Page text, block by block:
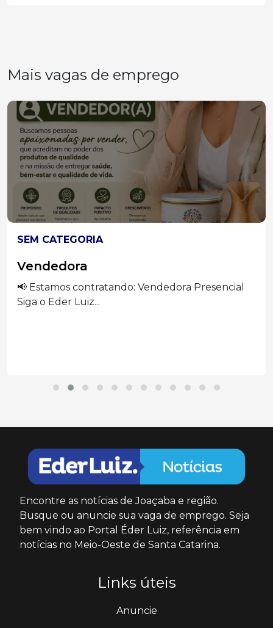
Mais vagas de emprego
SEM CATEGORIA
Vendedora
📢 Estamos contratando: Vendedora Presencial
Siga o Eder Luiz...
Encontre as notícias de Joaçaba e região.
Busque ou anuncie sua vaga de emprego. Seja
bem vindo ao Portal Éder Luiz, referência em
notícias no Meio-Oeste de Santa Catarina.
Links úteis
Anuncie